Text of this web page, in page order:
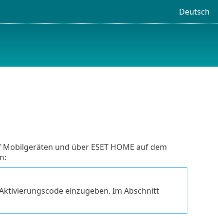
Deutsch
und über ESET HOME auf dem
einzugeben. Im Abschnitt